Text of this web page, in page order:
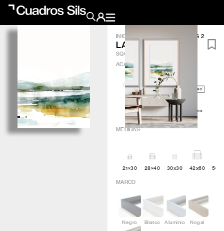
Obra Gráfica
Inspiración
Crea tu pared
INICIO LACUS 2
LACUS 2
SQG116
ACABADO
Artic Minimal Q4attro
MEDIDAS
21×30 28×40 30x30 42x60
MARCO
Negro Blanco Aluminio Nogal